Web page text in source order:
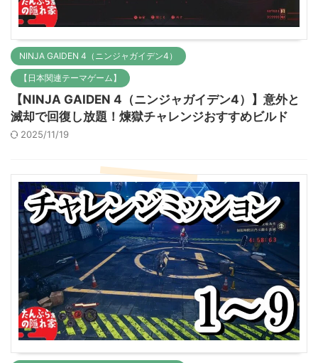
NINJA GAIDEN 4（ニンジャガイデン4）
【日本関連テーマゲーム】
【NINJA GAIDEN 4（ニンジャガイデン4）】意外と
滅却で回復し放題！煉獄チャレンジおすすめビルド
2025/11/19